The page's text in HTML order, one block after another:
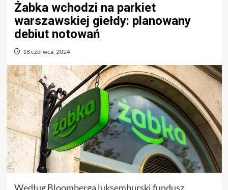
Żabka wchodzi na parkiet
warszawskiej giełdy: planowany
debiut notowań
18 czerwca, 2024
Według Bloomberga luksemburski fundusz